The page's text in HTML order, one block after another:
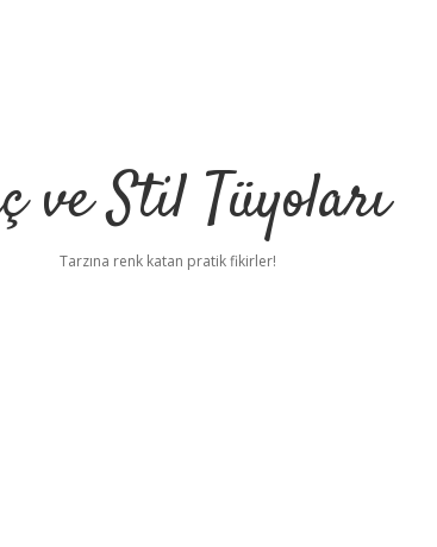
ve Stil Tüyoları
Tarzına renk katan pratik fikirler!